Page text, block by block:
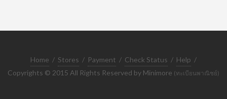
Home / Stores / Payment / Check Status / Help /
Copyrights © 2015 All Rights Reserved by Minimore (ทะเบียนพาณิชย์)